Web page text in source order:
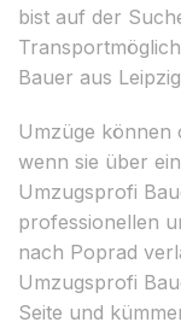
bist auf der
Bauer aus
Umzüge können
wenn sie über
Umzugsprofi
professionellen
nach Poprad
Umzugsprofi
Seite und